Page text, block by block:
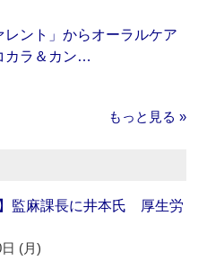
レント」からオーラルケア
カラ＆カン…
もっと見る »
】監麻課長に井本氏 厚生労
(月)